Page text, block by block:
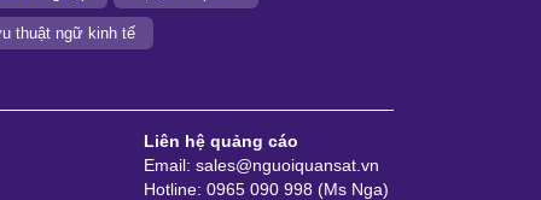
thuật ngữ kinh tế
Liên hệ quảng cáo
Email: sales@nguoiquansat.vn
Hotline: 0965 090 998 (Ms Nga)